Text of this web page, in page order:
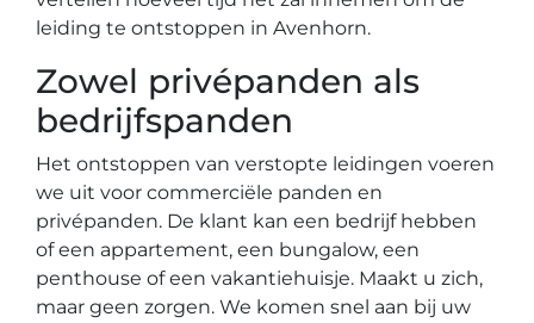
leiding te ontstoppen in Avenhorn.
Zowel privépanden als
bedrijfspanden
Het ontstoppen van verstopte leidingen voeren
we uit voor commerciële panden en
privépanden. De klant kan een bedrijf hebben
of een appartement, een bungalow, een
penthouse of een vakantiehuisje. Maakt u zich,
maar geen zorgen. We komen snel aan bij uw